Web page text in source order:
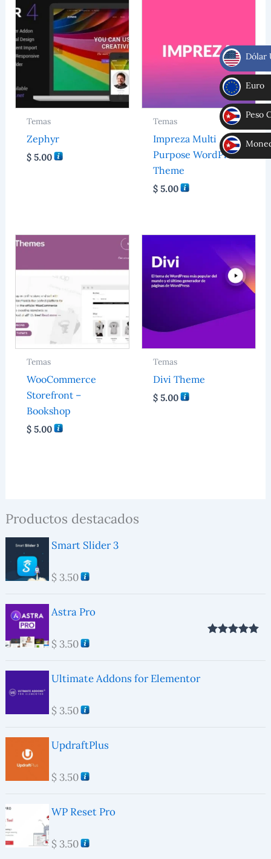
Temas
Zephyr
$5.00
Temas
Impreza Multi
Purpose WordPress
Theme
$ 5.00
Temas
WooCommerce
Storefront –
Bookshop
$5.00
Temas
Divi Theme
$ 5.00
Productos destacados
Smart Slider 3
$3.50
Astra Pro
$3.50
Ultimate Addons for Elementor
$3.50
UpdraftPlus
$3.50
WP Reset Pro
$3.50
$
Dólar
€
Euro
CUP
Peso
MLC